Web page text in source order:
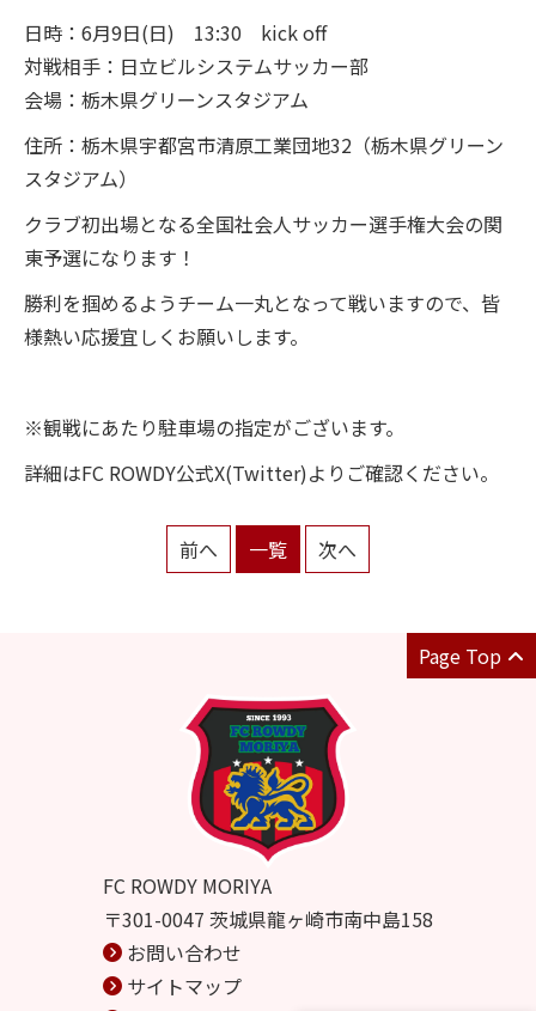
ジュニアユース
オンラインストア
お問い合わせ
日時：6月9日(日) 13:30 kick off
対戦相手：日立ビルシステムサッカー部
会場：栃木県グリーンスタジアム
住所：栃木県宇都宮市清原工業団地32（栃木県グリーン
スタジアム）
クラブ初出場となる全国社会人サッカー選手権大会の関
東予選になります！
勝利を掴めるようチーム一丸となって戦いますので、皆
様熱い応援宜しくお願いします。
※観戦にあたり駐車場の指定がございます。
詳細はFC ROWDY公式X(Twitter)よりご確認ください。
前へ 一覧 次へ
Page Top
FC ROWDY MORIYA
〒301-0047 茨城県龍ヶ崎市南中島158
お問い合わせ
サイトマップ